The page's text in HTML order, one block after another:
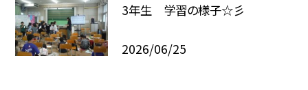
3年生 学習の様子☆彡
2026/06/25